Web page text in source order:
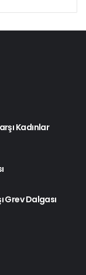
Kadınlar
Grev Dalgası